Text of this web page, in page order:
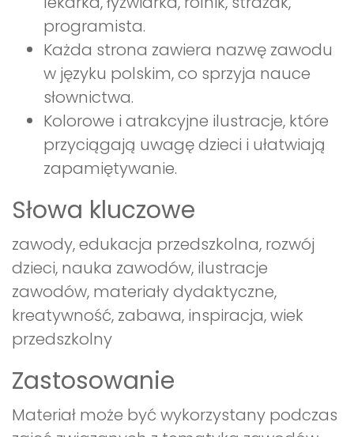
programista.
Każda strona zawiera nazwę zawodu
w języku polskim, co sprzyja nauce
słownictwa.
Kolorowe i atrakcyjne ilustracje, które
przyciągają uwagę dzieci i ułatwiają
zapamiętywanie.
Słowa kluczowe
zawody, edukacja przedszkolna, rozwój
dzieci, nauka zawodów, ilustracje
zawodów, materiały dydaktyczne,
kreatywność, zabawa, inspiracja, wiek
przedszkolny
Zastosowanie
Materiał może być wykorzystany podczas